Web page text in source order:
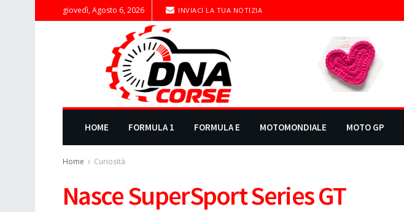
giovedì, Agosto 6, 2026 INVIACI LA TUA NOTIZIA
HOME FORMULA 1 FORMULA E MOTOMONDIALE MOTO GP
Home Curiosità
Nasce SuperSport Series GT